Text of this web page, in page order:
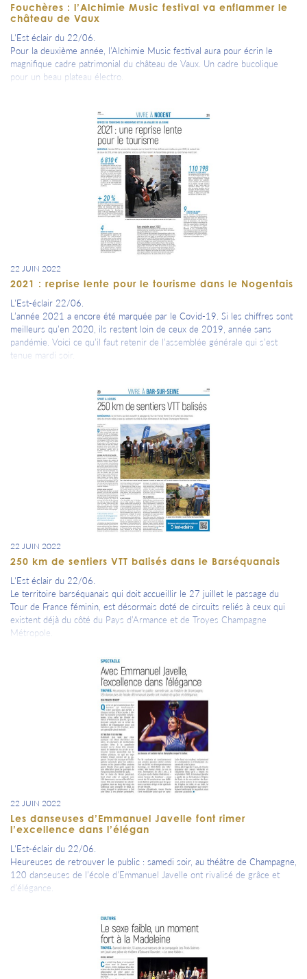
Fouchères : l’Alchimie Music festival va enflammer le
château de Vaux
L'Est éclair du 22/06.
Pour la deuxième année, l’Alchimie Music festival aura pour écrin le
magnifique cadre patrimonial du château de Vaux. Un cadre bucolique
pour un beau plateau électro.
22 JUIN 2022
2021 : reprise lente pour le tourisme dans le Nogentais
L'Est-éclair 22/06.
L’année 2021 a encore été marquée par le Covid-19. Si les chiffres sont
meilleurs qu’en 2020, ils restent loin de ceux de 2019, année sans
pandémie. Voici ce qu’il faut retenir de l’assemblée générale qui s’est
tenue mardi soir.
22 JUIN 2022
250 km de sentiers VTT balisés dans le Barséquanais
L'Est éclair du 22/06.
Le territoire barséquanais qui doit accueillir le 27 juillet le passage du
Tour de France féminin, est désormais doté de circuits reliés à ceux qui
existent déjà du côté du Pays d’Armance et de Troyes Champagne
Métropole.
22 JUIN 2022
Les danseuses d’Emmanuel Javelle font rimer
l’excellence dans l’élégan
L'Est-éclair du 22/06.
Heureuses de retrouver le public : samedi soir, au théâtre de Champagne,
120 danseuses de l’école d’Emmanuel Javelle ont rivalisé de grâce et
d’élégance.